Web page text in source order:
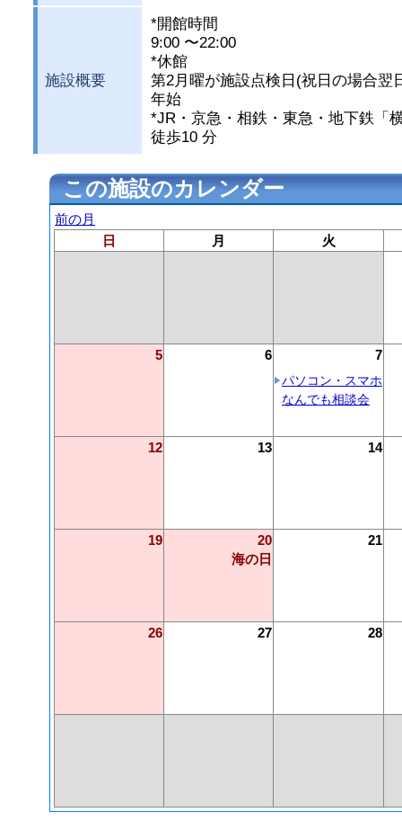
施設概要
*開館時間
9:00 〜22:00
*休館
第2月曜が施設点検日(祝日の場合翌
年始
*JR・京急・相鉄・東急・地下鉄「
徒歩10 分
この施設のカレンダー
前の月
日
月 火
5 6 7
パソコン・スマホ
なんでも相談会
12 13 14
19
20
海の日
21
26 27 28